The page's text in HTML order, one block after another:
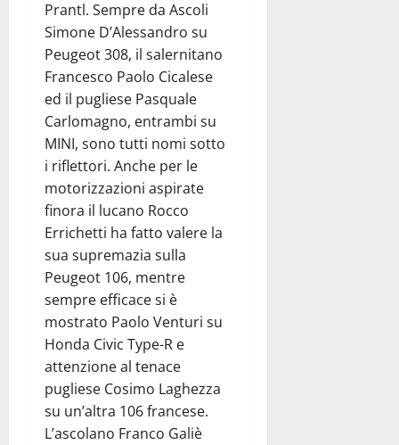
Prantl. Sempre da Ascoli
Simone D’Alessandro su
Peugeot 308, il salernitano
Francesco Paolo Cicalese
ed il pugliese Pasquale
Carlomagno, entrambi su
MINI, sono tutti nomi sotto
i riflettori. Anche per le
motorizzazioni aspirate
finora il lucano Rocco
Errichetti ha fatto valere la
sua supremazia sulla
Peugeot 106, mentre
sempre efficace si è
mostrato Paolo Venturi su
Honda Civic Type-R e
attenzione al tenace
pugliese Cosimo Laghezza
su un’altra 106 francese.
L’ascolano Franco Galiè